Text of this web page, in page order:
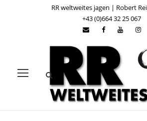
RR weltweites jagen | Robert
+43 (0)664 32 25 067